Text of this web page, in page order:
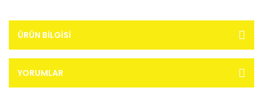
ÜRÜN BILGISI
YORUMLAR